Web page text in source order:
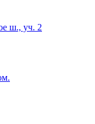
ш., уч. 2